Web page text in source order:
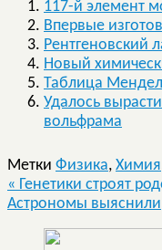
117-й элемент
Впервые
Рентгеновский
Новый
Таблица
Удалось
вольфрама
Метки Физика, Химия
« Генетики строят
Астрономы